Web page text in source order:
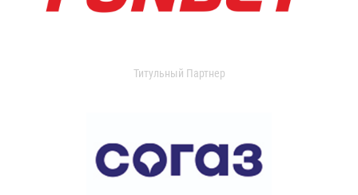
Титульный Партнер